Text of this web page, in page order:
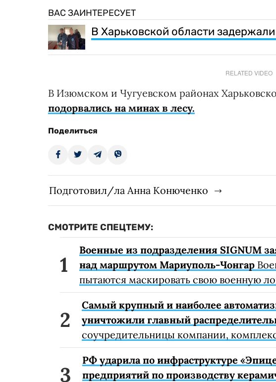
ВАС ЗАИНТЕРЕСУЕТ
В Харьковской области
RELATED VIDEO
В Изюмском и Чугуевском районах
подорвались на минах в лесу.
Поделиться
Подготовил/ла Анна Конюченко
СМОТРИТЕ СПЕЦТЕМУ:
Военные из подразделения SIGNUM
над маршрутом Мариуполь-Чонгар
пытаются маскировать свою военную
Самый крупный и наиболее
уничтожили главный
соучредительницы компании,
РФ ударила по инфраструктуре
предприятий по производству